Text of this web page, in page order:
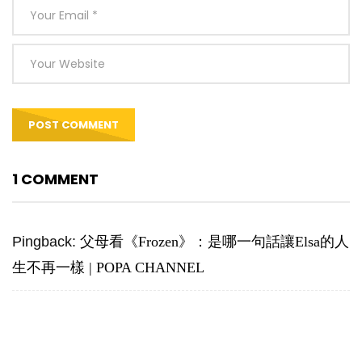
1 COMMENT
Pingback: 父母看《Frozen》：是哪一句話讓Elsa的人
生不再一樣 | POPA CHANNEL